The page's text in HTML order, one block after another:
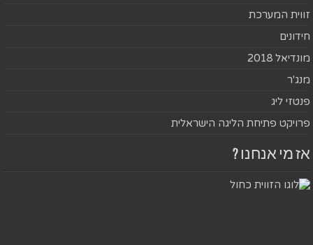
זווית המערכת
חידונים
מונדיאל 2018
מנג'ר
פנטזי ליג
פרויקט פתיחת הליגה הישראלית
אז מי אנחנו ?